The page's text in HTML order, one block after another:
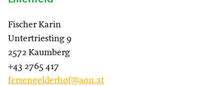
Fischer Karin
Untertriesting 9
2572 Kaumberg
+43 2765 417
fersengelderhof@aon.at